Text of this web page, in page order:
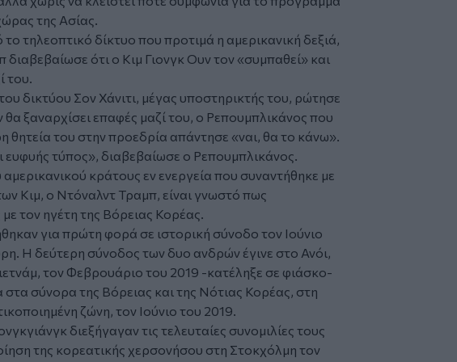
της Ασίας.
τηλεοπτικό δίκτυο που προτιμά η αμερικανική δεξιά,
ότι ο Κιμ Γιονγκ Ουν τον «συμπαθεί» και
του.
δικτύου Σον Χάνιτι, μέγας υποστηρικτής του, ρώτησε
ξαναρχίσει επαφές μαζί του, ο Ρεπουμπλικάνος που
θητεία του στην προεδρία απάντησε «ναι, θα το κάνω».
ευφυής τύπος», διαβεβαίωσε ο Ρεπουμπλικάνος.
κράτους εν ενεργεία που συναντήθηκε με
Κιμ, ο Ντόναλντ Τραμπ, είναι γνωστό πως
τον ηγέτη της Βόρειας Κορέας.
για πρώτη φορά σε ιστορική σύνοδο τον Ιούνιο
Η δεύτερη σύνοδος των δυο ανδρών έγινε στο Ανόι,
τον Φεβρουάριο του 2019 -κατέληξε σε φιάσκο-
στα σύνορα της Βόρειας και της Νότιας Κορέας, στη
ζώνη, τον Ιούνιο του 2019.
διεξήγαγαν τις τελευταίες συνομιλίες τους
της κορεατικής χερσονήσου στη Στοκχόλμη τον